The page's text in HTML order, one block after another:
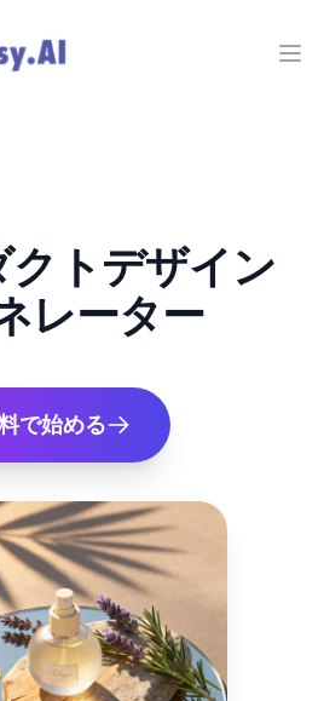
クトデザイン
レーター
で始める